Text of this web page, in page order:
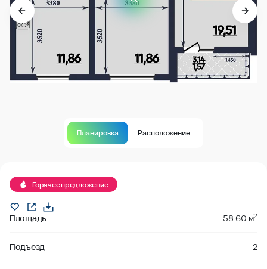
Планировка Расположение
Горячее предложение
Площадь 58.60 м2
Подъезд 2